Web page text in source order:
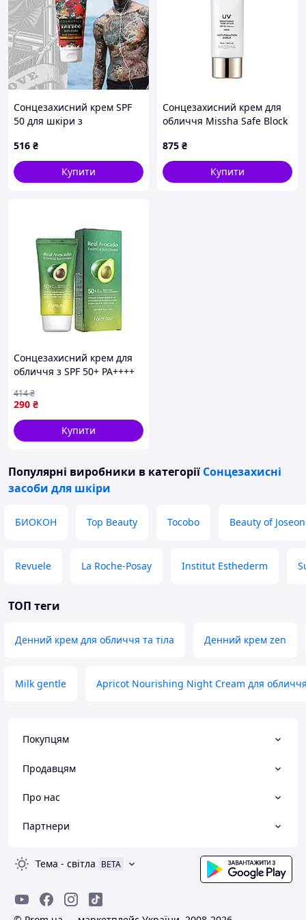
Сонцезахисний крем SPF
50 для шкіри з
Cosmepick Tattoo Sun
Protect SPF 50,
516 ₴
Купити
Сонцезахисний крем для
обличчя Missha Safe Block
Sun SPF 50+ PA++++ White,
50 мл
875 ₴
Купити
Сонцезахисний крем для
обличчя з SPF 50+ PA++++
мл
290 ₴
414₴
Купити
Популярні виробники в категорії Сонцезахисні
засоби для шкіри
БИОКОН Top Beauty Tocobo Beauty of Joseon
Revuele La Roche-Posay Institut Esthederm
ТОП теги
Денний крем для обличчя та тіла Денний крем zen
Milk gentle Apricot Nourishing Night Cream для
Покупцям
Продавцям
Про нас
Партнери
Тема - світла BETA